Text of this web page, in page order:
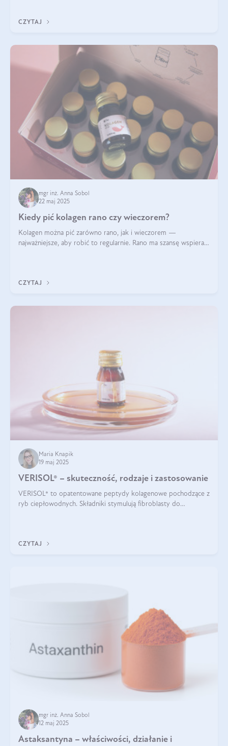
CZYTAJ
mgr inż. Anna Sobol
22 maj 2025
Kiedy pić kolagen rano czy wieczorem?
Kolagen można pić zarówno rano, jak i wieczorem —
najważniejsze, aby robić to regularnie. Rano ma szansę wspierać
CZYTAJ
Maria Knapik
19 maj 2025
VERISOL® – skuteczność, rodzaje i zastosowanie
VERISOL® to opatentowane peptydy kolagenowe pochodzące z
ryb ciepłowodnych. Składniki stymulują fibroblasty do
CZYTAJ
mgr inż. Anna Sobol
12 maj 2025
Astaksantyna – właściwości, działanie i